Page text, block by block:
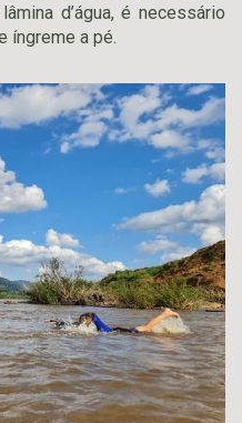
d’água, é necessário
íngreme a pé.